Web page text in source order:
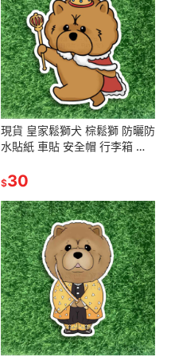
現貨 皇家鬆獅犬 棕鬆獅 防曬防
水貼紙 車貼 安全帽 行李箱 露
$30